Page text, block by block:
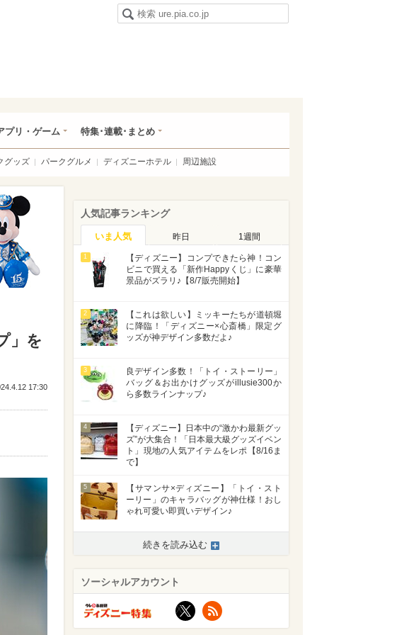
プリ・ゲーム 特集･連載･まとめ
グッズ パークグルメ ディズニーホテル 周辺施設
」を
17:30
人気記事ランキング
いま人気 昨日 1週間
1
【ディズニー】コンプできたら神！コン
ビニで買える「新作Happyくじ」に豪華
景品がズラリ♪【8/7販売開始】
2
【これは欲しい】ミッキーたちが道頓堀
に降臨！「ディズニー×心斎橋」限定グ
ッズが神デザイン多数だよ♪
3
良デザイン多数！「トイ・ストーリー」
バッグ＆お出かけグッズがillusie300か
ら多数ラインナップ♪
4
【ディズニー】日本中の“激かわ最新グッ
ズ”が大集合！「日本最大級グッズイベン
ト」現地の人気アイテムをレポ【8/16ま
で】
5
【サマンサ×ディズニー】「トイ・スト
ーリー」のキャラバッグが神仕様！おし
ゃれ可愛い即買いデザイン♪
続きを読み込む
ソーシャルアカウント
X